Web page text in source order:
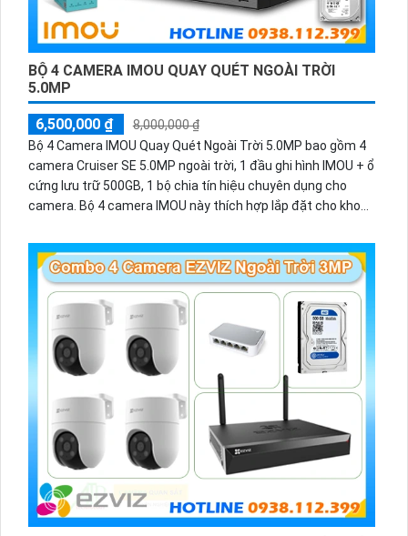
BỘ 4 CAMERA IMOU QUAY QUÉT NGOÀI TRỜI
5.0MP
6,500,000 ₫
8,000,000 ₫
Bộ 4 Camera IMOU Quay Quét Ngoài Trời 5.0MP bao gồm 4
camera Cruiser SE 5.0MP ngoài trời, 1 đầu ghi hình IMOU + ổ
cứng lưu trữ 500GB, 1 bộ chia tín hiệu chuyên dụng cho
camera. Bộ 4 camera IMOU này thích hợp lắp đặt cho kho
trời.